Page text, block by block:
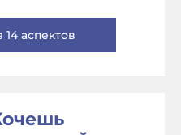
14 аспектов